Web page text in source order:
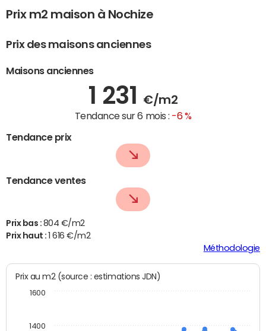
Prix m2 maison à Nochize
Prix des maisons anciennes
Maisons anciennes
1 231 €/m2
Tendance sur 6 mois : -6 %
Tendance prix
Tendance ventes
Prix bas : 804 €/m2
Prix haut :
1 616 €/m2
Méthodologie
Prix au m2 (source : estimations JDN)
1400
1600